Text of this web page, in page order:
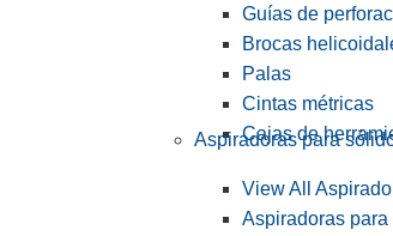
Guías de
Brocas
Palas
Cintas métricas
Cajas de
Aspiradoras para
View All
Aspiradoras